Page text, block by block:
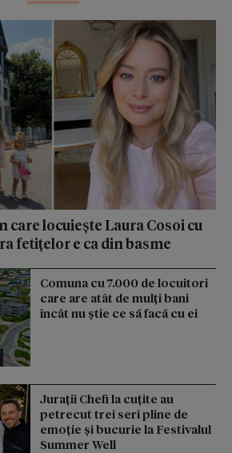
care locuiește Laura Cosoi cu
fetițelor e ca din basme
Comuna cu 7.000 de locuitori
care are atât de mulți bani
încât nu știe ce să facă cu ei
Jurații Chefi la cuțite au
petrecut trei seri pline de
emoție și bucurie la Festivalul
Summer Well